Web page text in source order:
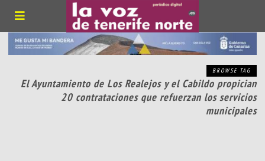
BROWSE TAG
El Ayuntamiento de Los Realejos y el Cabildo propician
20 contrataciones que refuerzan los servicios
municipales